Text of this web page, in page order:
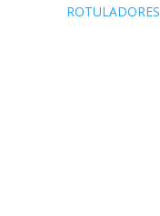
ROTULADORES